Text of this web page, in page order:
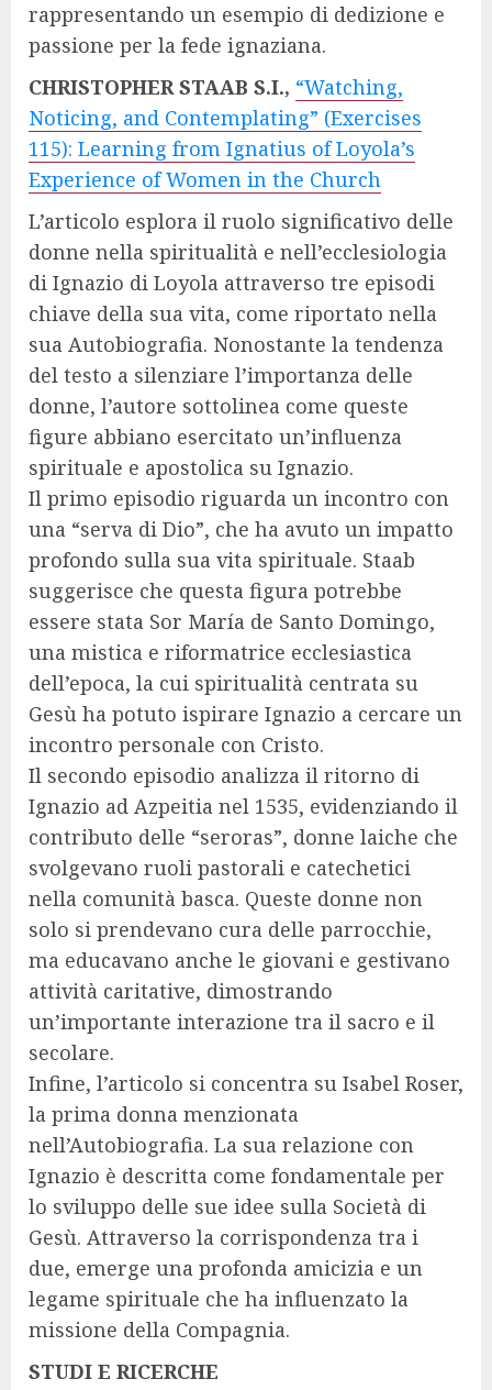
rappresentando un esempio di dedizione e
passione per la fede ignaziana.
CHRISTOPHER STAAB S.I., “Watching,
Noticing, and Contemplating” (Exercises
115): Learning from Ignatius of Loyola’s
Experience of Women in the Church
L’articolo esplora il ruolo significativo delle
donne nella spiritualità e nell’ecclesiologia
di Ignazio di Loyola attraverso tre episodi
chiave della sua vita, come riportato nella
sua Autobiografia. Nonostante la tendenza
del testo a silenziare l’importanza delle
donne, l’autore sottolinea come queste
figure abbiano esercitato un’influenza
spirituale e apostolica su Ignazio.
Il primo episodio riguarda un incontro con
una “serva di Dio”, che ha avuto un impatto
profondo sulla sua vita spirituale. Staab
suggerisce che questa figura potrebbe
essere stata Sor María de Santo Domingo,
una mistica e riformatrice ecclesiastica
dell’epoca, la cui spiritualità centrata su
Gesù ha potuto ispirare Ignazio a cercare un
incontro personale con Cristo.
Il secondo episodio analizza il ritorno di
Ignazio ad Azpeitia nel 1535, evidenziando il
contributo delle “seroras”, donne laiche che
svolgevano ruoli pastorali e catechetici
nella comunità basca. Queste donne non
solo si prendevano cura delle parrocchie,
ma educavano anche le giovani e gestivano
attività caritative, dimostrando
un’importante interazione tra il sacro e il
secolare.
Infine, l’articolo si concentra su Isabel Roser,
la prima donna menzionata
nell’Autobiografia. La sua relazione con
Ignazio è descritta come fondamentale per
lo sviluppo delle sue idee sulla Società di
Gesù. Attraverso la corrispondenza tra i
due, emerge una profonda amicizia e un
legame spirituale che ha influenzato la
missione della Compagnia.
STUDI E RICERCHE